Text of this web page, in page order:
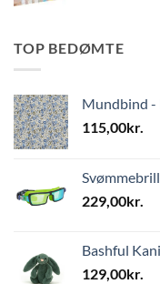
TOP BEDØMTE
Mundbind -
115,00kr.
229,00kr.
Bashful
129,00kr.